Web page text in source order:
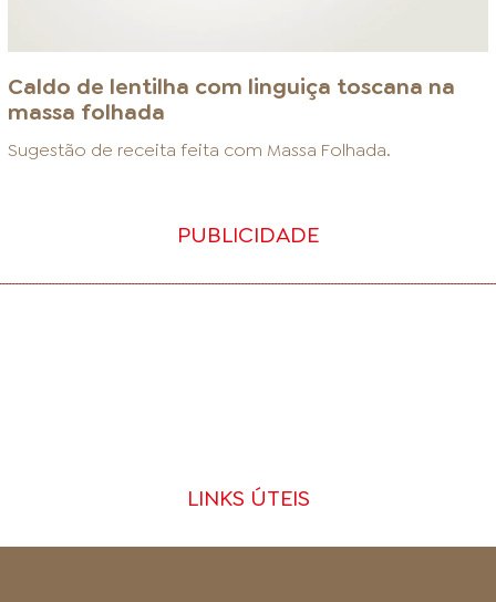
Caldo de lentilha com linguiça toscana na
massa folhada
Sugestão de receita feita com Massa Folhada.
PUBLICIDADE
LINKS ÚTEIS